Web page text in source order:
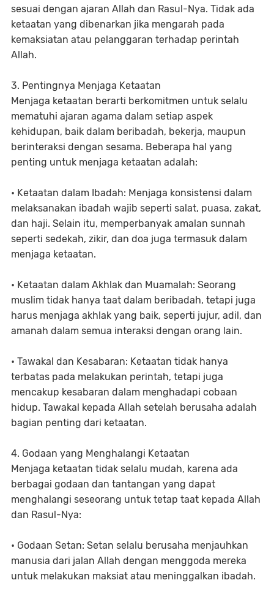
sesuai dengan ajaran Allah dan Rasul-Nya. Tidak ada
ketaatan yang dibenarkan jika mengarah pada
kemaksiatan atau pelanggaran terhadap perintah
Allah.
3. Pentingnya Menjaga Ketaatan
Menjaga ketaatan berarti berkomitmen untuk selalu
mematuhi ajaran agama dalam setiap aspek
kehidupan, baik dalam beribadah, bekerja, maupun
berinteraksi dengan sesama. Beberapa hal yang
penting untuk menjaga ketaatan adalah:
• Ketaatan dalam Ibadah: Menjaga konsistensi dalam
melaksanakan ibadah wajib seperti salat, puasa, zakat,
dan haji. Selain itu, memperbanyak amalan sunnah
seperti sedekah, zikir, dan doa juga termasuk dalam
menjaga ketaatan.
• Ketaatan dalam Akhlak dan Muamalah: Seorang
muslim tidak hanya taat dalam beribadah, tetapi juga
harus menjaga akhlak yang baik, seperti jujur, adil, dan
amanah dalam semua interaksi dengan orang lain.
• Tawakal dan Kesabaran: Ketaatan tidak hanya
terbatas pada melakukan perintah, tetapi juga
mencakup kesabaran dalam menghadapi cobaan
hidup. Tawakal kepada Allah setelah berusaha adalah
bagian penting dari ketaatan.
4. Godaan yang Menghalangi Ketaatan
Menjaga ketaatan tidak selalu mudah, karena ada
berbagai godaan dan tantangan yang dapat
menghalangi seseorang untuk tetap taat kepada Allah
dan Rasul-Nya:
• Godaan Setan: Setan selalu berusaha menjauhkan
manusia dari jalan Allah dengan menggoda mereka
untuk melakukan maksiat atau meninggalkan ibadah.